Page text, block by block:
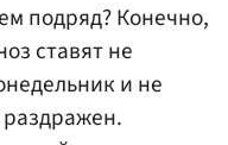
подряд? Конечно,
ставят не
и не
раздражен.